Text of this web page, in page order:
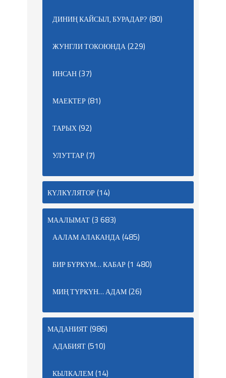
ДИНИҢ КАЙСЫЛ, БУРАДАР? (80)
ЖУНГЛИ ТОКОЮНДА(229)
ИНСАН(37)
МАЕКТЕР(81)
ТАРЫХ(92)
УЛУТТАР(7)
КҮЛКҮЛЯТОР(14)
МААЛЫМАТ(3 683)
ААЛАМ АЛАКАНДА(485)
БИР БҮРКҮМ… КАБАР(1 480)
МИҢ ТҮРКҮН… АДАМ(26)
МАДАНИЯТ(986)
АДАБИЯТ(510)
КЫЛКАЛЕМ(14)